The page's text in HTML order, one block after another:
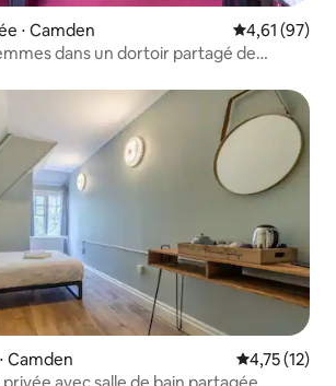
⋅ Camden Évaluation
4,61 (97)
dans un dortoir partagé de
Camden Évaluation
4,75 (12)
avec salle de bain partagée